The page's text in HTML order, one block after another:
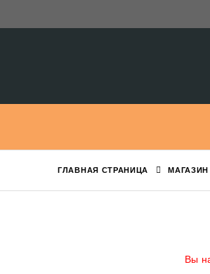
ГЛАВНАЯ СТРАНИЦА МАГАЗИН
Вы